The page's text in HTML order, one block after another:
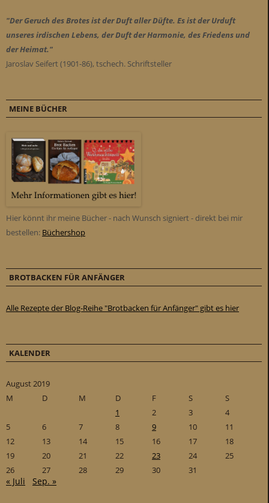
"Der Geruch des Brotes ist der Duft aller Düfte. Es ist der Urduft
unseres irdischen Lebens, der Duft der Harmonie, des Friedens und
der Heimat."
Jaroslav Seifert (1901-86), tschech. Schriftsteller
MEINE BÜCHER
Hier könnt ihr meine Bücher - nach Wunsch signiert - direkt bei mir
bestellen: Büchershop
BROTBACKEN FÜR ANFÄNGER
Alle Rezepte der Blog-Reihe "Brotbacken für Anfänger" gibt es hier
KALENDER
August 2019
M
D M D F S
S
1
2 3
4
5
6 7 8 9 10
11
12
13 14 15 16 17
18
19
20 21 22 23 24
25
26
27 28 29 30 31
« Juli Sep. »